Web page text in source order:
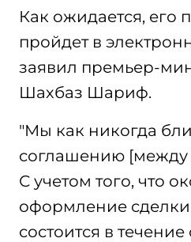
Как ожидается, его
пройдет в
заявил премьер-
Шахбаз Шариф.
"Мы как никогда
соглашению
С учетом того, что
оформление
состоится в